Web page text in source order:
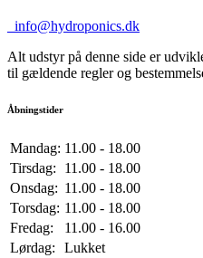
info@hydroponics.dk
Alt udstyr på denne side er
til gældende regler og
Åbningstider
Mandag: 11.00 - 18.00
Tirsdag:
11.00 - 18.00
Onsdag: 11.00 - 18.00
Torsdag: 11.00 - 18.00
Fredag:
11.00 - 16.00
Lørdag:
Lukket